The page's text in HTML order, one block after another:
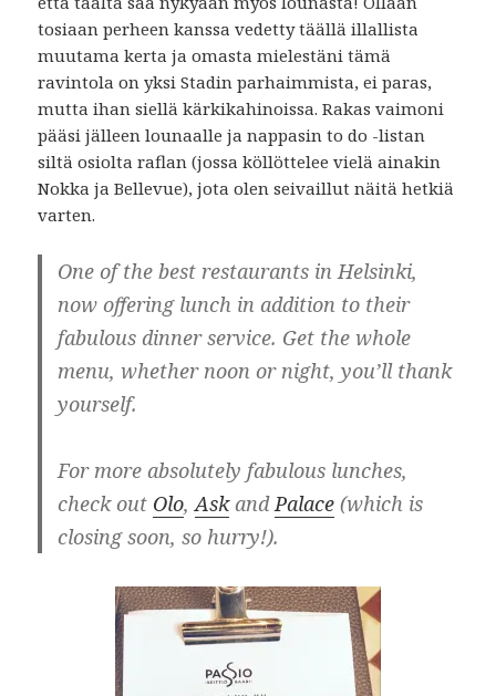
tosiaan perheen kanssa vedetty täällä illallista
muutama kerta ja omasta mielestäni tämä
ravintola on yksi Stadin parhaimmista, ei paras,
mutta ihan siellä kärkikahinoissa. Rakas vaimoni
pääsi jälleen lounaalle ja nappasin to do -listan
siltä osiolta raflan (jossa köllöttelee vielä ainakin
Nokka ja Bellevue), jota olen seivaillut näitä hetkiä
varten.
One of the best restaurants in Helsinki,
now offering lunch in addition to their
fabulous dinner service. Get the whole
menu, whether noon or night, you’ll thank
yourself.
For more absolutely fabulous lunches,
check out Olo,AskandPalace (which is
closing soon, so hurry!).